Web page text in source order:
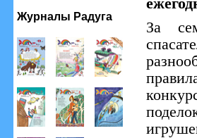
Журналы Радуга
За